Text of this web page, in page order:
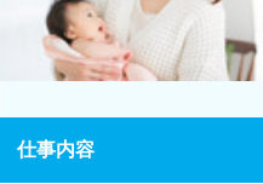
仕事内容